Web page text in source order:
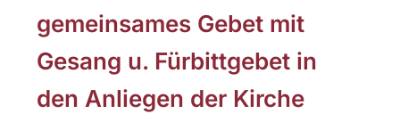
gemeinsames Gebet mit
Gesang u. Fürbittgebet in
den Anliegen der Kirche